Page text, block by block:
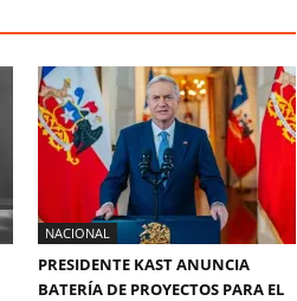
NACIONAL
PRESIDENTE KAST ANUNCIA
BATERÍA DE PROYECTOS PARA EL